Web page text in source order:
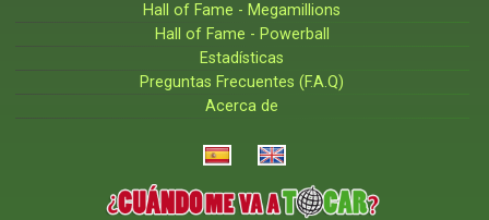
Hall of Fame - Megamillions
Hall of Fame - Powerball
Estadísticas
Preguntas Frecuentes (F.A.Q)
Acerca de